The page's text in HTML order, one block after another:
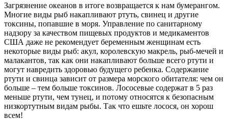
Загрязнение океанов в итоге возвращается к нам бумерангом.
Многие виды рыб накапливают ртуть, свинец и другие
токсины, попавшие в моря. Управление по санитарному
надзору за качеством пищевых продуктов и медикаментов
США даже не рекомендует беременным женщинам есть
некоторые виды рыб: акул, королевскую макрель, рыб-мечей и
малакантов, так как они накапливают больше всего ртути и
могут навредить здоровью будущего ребенка. Содержание
ртути и свинца зависит от размера морского обитателя: чем он
больше – тем больше токсинов. Лососевые содержат в 5 раз
меньше ртути, чем тунец, и потому относятся к безопасным
низкортутным видам рыбы. Так что ешьте лосося, он хорош
всем!